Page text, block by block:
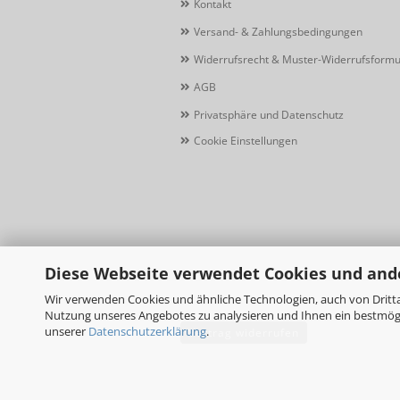
Diese Webseite verwendet Cookies und
Wir verwenden Cookies und ähnliche Technologien, auch von
Nutzung unseres Angebotes zu analysieren und Ihnen ein
unserer Datenschutzerklärung.
Kontakt
Versand- & Zahlungsbedingungen
Widerrufsrecht & Muster-
AGB
Privatsphäre und Datenschutz
Cookie Einstellungen
Vertrag widerrufen